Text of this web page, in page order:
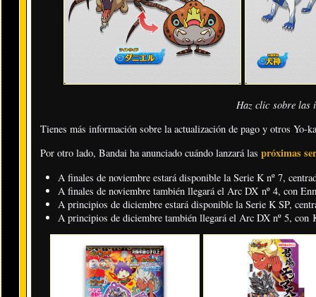
Haz clic sobre las
Tienes más información sobre la actualización de pago y otros Yo-
Por otro lado, Bandai ha anunciado cuándo lanzará las próximas
A finales de noviembre estará disponible la Serie K nº 7,
A finales de noviembre también llegará el Arc DX nº 4, con
A principios de diciembre estará disponible la Serie K SP,
A principios de diciembre también llegará el Arc DX nº 5,